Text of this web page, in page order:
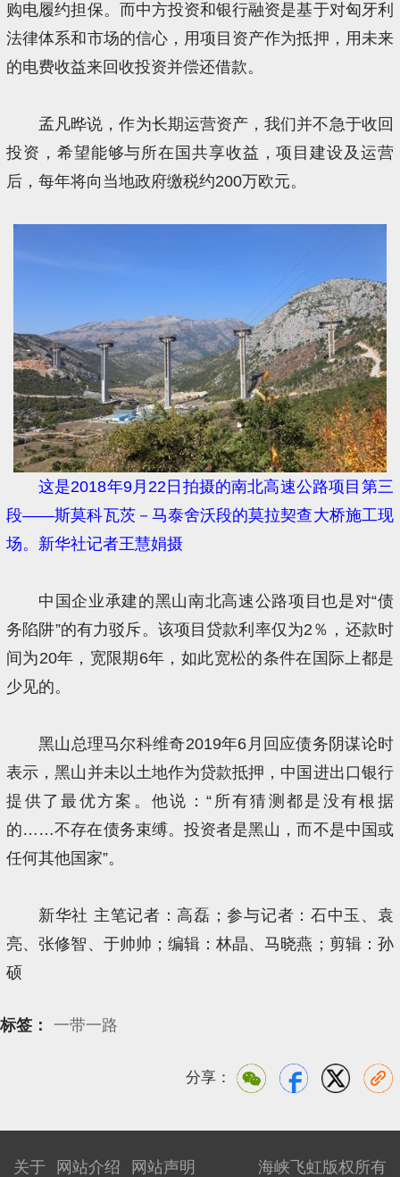
购电履约担保。而中方投资和银行融资是基于对匈牙利
法律体系和市场的信心，用项目资产作为抵押，用未来
的电费收益来回收投资并偿还借款。
孟凡晔说，作为长期运营资产，我们并不急于收回
投资，希望能够与所在国共享收益，项目建设及运营
后，每年将向当地政府缴税约200万欧元。
这是2018年9月22日拍摄的南北高速公路项目第三
段——斯莫科瓦茨－马泰舍沃段的莫拉契查大桥施工现
场。新华社记者王慧娟摄
中国企业承建的黑山南北高速公路项目也是对“债
务陷阱”的有力驳斥。该项目贷款利率仅为2％，还款时
间为20年，宽限期6年，如此宽松的条件在国际上都是
少见的。
黑山总理马尔科维奇2019年6月回应债务阴谋论时
表示，黑山并未以土地作为贷款抵押，中国进出口银行
提供了最优方案。他说：“所有猜测都是没有根据
的……不存在债务束缚。投资者是黑山，而不是中国或
任何其他国家”。
新华社 主笔记者：高磊；参与记者：石中玉、袁
亮、张修智、于帅帅；编辑：林晶、马晓燕；剪辑：孙
硕
标签： 一带一路
分享：
海峡飞虹版权所有
关于 网站介绍 网站声明